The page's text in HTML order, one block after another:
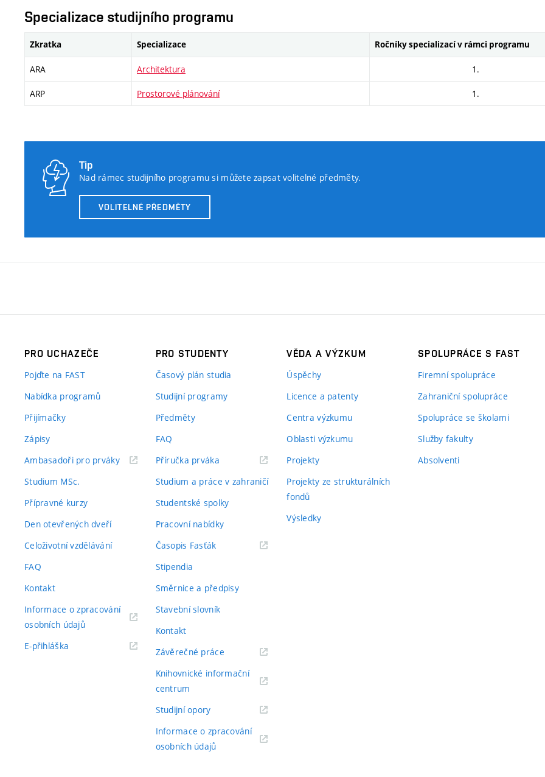
Specializace studijního programu
Zkratka Specializace Ročníky specializací v rámci programu
ARA Architektura 1.
ARP Prostorové plánování 1.
Tip
Nad rámec studijního programu si můžete zapsat volitelné předměty.
VOLITELNÉ PŘEDMĚTY
PRO UCHAZEČE
Pojďte na FAST
Nabídka programů
Přijímačky
Zápisy
Ambasadoři pro prváky(externí
Studium MSc.
Přípravné kurzy
Den otevřených dveří
Celoživotní vzdělávání
FAQ
Kontakt
Informace o zpracování
osobních údajů(externí
E-přihláška
PRO STUDENTY
Časový plán studia
Studijní programy
Předměty
FAQ
Příručka prváka(externí
Studium a práce v zahraničí
Studentské spolky
Pracovní nabídky
Časopis Fasťák(externí
Stipendia
Směrnice a předpisy
Stavební slovník
Kontakt
Závěrečné práce(externí
Knihovnické informační
centrum
Studijní opory(externí
Informace o zpracování
osobních údajů(externí
VĚDA A VÝZKUM
Úspěchy
Licence a patenty
Centra výzkumu
Oblasti výzkumu
Projekty
Projekty ze strukturálních
fondů
Výsledky
SPOLUPRÁCE S FAST
Firemní spolupráce
Zahraniční spolupráce
Spolupráce se školami
Služby fakulty
Absolventi